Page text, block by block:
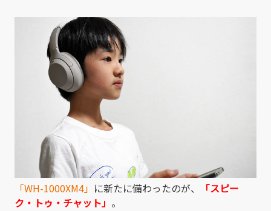
「WH-1000XM4」 に新たに備わったのが、
「スピー
ク・トゥ・チャット」 。